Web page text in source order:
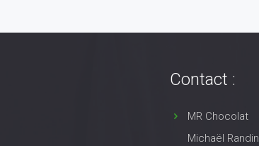
Contact :
MR Chocolat
Michaël Randin